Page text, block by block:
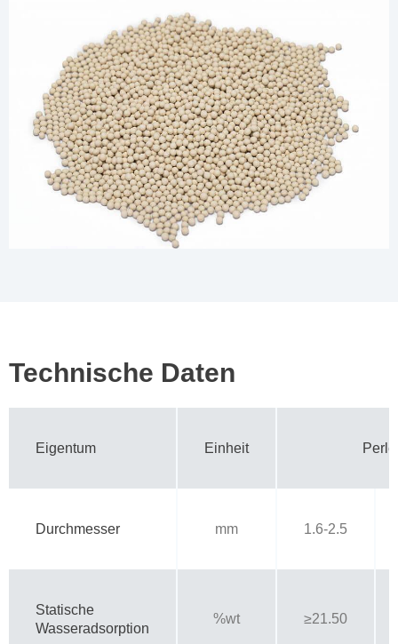
Technische Daten
Eigentum Einheit Perle
Durchmesser mm 1.6-2.5
Statische
Wasseradsorption
%wt ≥21.50